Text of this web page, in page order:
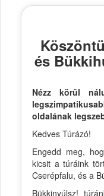
és
Nézz körül
oldalának
Kedves Túrázó!
Engedd meg,
kicsit a túráink
Cserépfalu, és a
Bükkinyúlsz!